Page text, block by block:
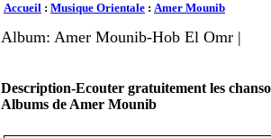
Accueil : Musique Orientale : Amer Mounib
Album: Amer Mounib-Hob El Omr |
Description-Ecouter gratuitement les
Albums de Amer Mounib